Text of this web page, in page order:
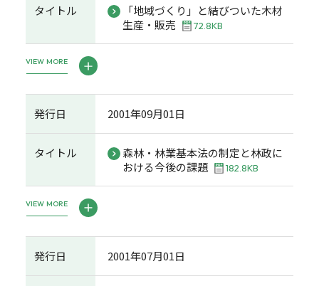
タイトル
「地域づくり」と結びついた木材
生産・販売
72.8KB
VIEW MORE
発行日 2001年09月01日
タイトル
森林・林業基本法の制定と林政に
おける今後の課題
182.8KB
VIEW MORE
発行日 2001年07月01日